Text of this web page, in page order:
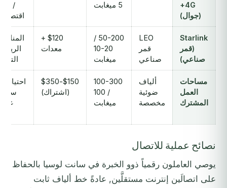
4G+
(جوال)
5 ميغابت
/
Starlink
(قمر
صناعي)
LEO
قمر
صناعي
50-200 /
10-20
ميغابت
$120 +
معدات
مساحات
العمل
المشترك
ألياف
ضوئية
مخصصة
100-300
/ 100
ميغابت
$150-$350
(اشتراك)
نصائح عملية للاتصال
يوصي العاملون رقمياً ذوو الخبرة في سانت لوسيا بالحفاظ
على اتصالَين إنترنت مستقلَّين, عادةً خط ألياف ثابت